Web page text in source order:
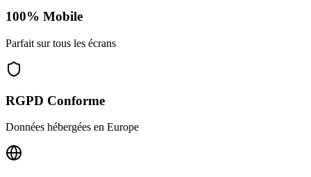
100% Mobile
Parfait sur tous les écrans
RGPD Conforme
Données hébergées en Europe